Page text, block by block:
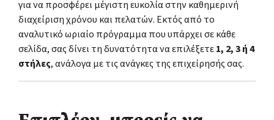
για να προσφέρει μέγιστη ευκολία στην καθημερινή
διαχείριση χρόνου και πελατών. Εκτός από το
αναλυτικό ωριαίο πρόγραμμα που υπάρχει σε κάθε
σελίδα, σας δίνει τη δυνατότητα να επιλέξετε1, 2, 3 ή 4
στήλες, ανάλογα με τις ανάγκες της επιχείρησής σας.